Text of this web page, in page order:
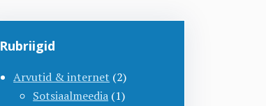
Rubriigid
Arvutid & internet (2)
Sotsiaalmeedia (1)